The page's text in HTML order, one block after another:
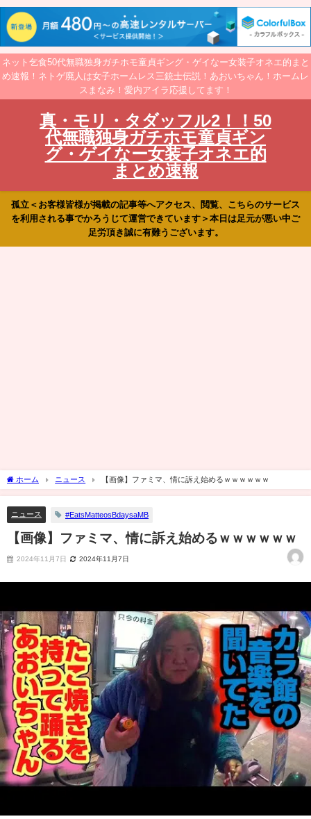
ネット乞食50代無職独身ガチホモ童貞ギング・ゲイなー女装子オネエ的まと
め速報！ネトゲ廃人は女子ホームレス三銃士伝説！あおいちゃん！ホームレ
スまなみ！愛内アイラ応援してます！
真・モリ・タダッフル2！！50
代無職独身ガチホモ童貞ギン
グ・ゲイなー女装子オネエ的
まとめ速報
孤立＜お客様皆様が掲載の記事等へアクセス、閲覧、こちらのサービス
を利用される事でかろうじて運営できています＞本日は足元が悪い中ご
足労頂き誠に有難うございます。
ホーム ニュース 【画像】ファミマ、情に訴え始めるｗｗｗｗｗｗ
ニュース #EatsMatteosBdaysaMB
【画像】ファミマ、情に訴え始めるｗｗｗｗｗｗ
2024年11月7日 2024年11月7日